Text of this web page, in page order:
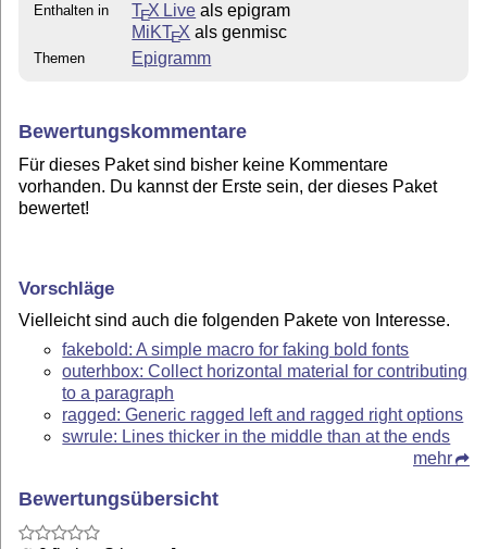
Enthalten in TEX Live als epigram
MiKTEX als genmisc
Themen Epigramm
Bewertungskommentare
Für dieses Paket sind bisher keine Kommentare
vorhanden. Du kannst der Erste sein, der dieses Paket
bewertet!
Vorschläge
Vielleicht sind auch die folgenden Pakete von Interesse.
fakebold: A simple macro for faking bold fonts
outerhbox: Collect horizontal material for contributing
to a paragraph
ragged: Generic ragged left and ragged right options
swrule: Lines thicker in the middle than at the ends
mehr
Bewertungsübersicht